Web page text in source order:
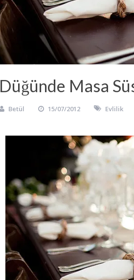
Düğünde Masa
Betül 15/07/2012 Evlilik